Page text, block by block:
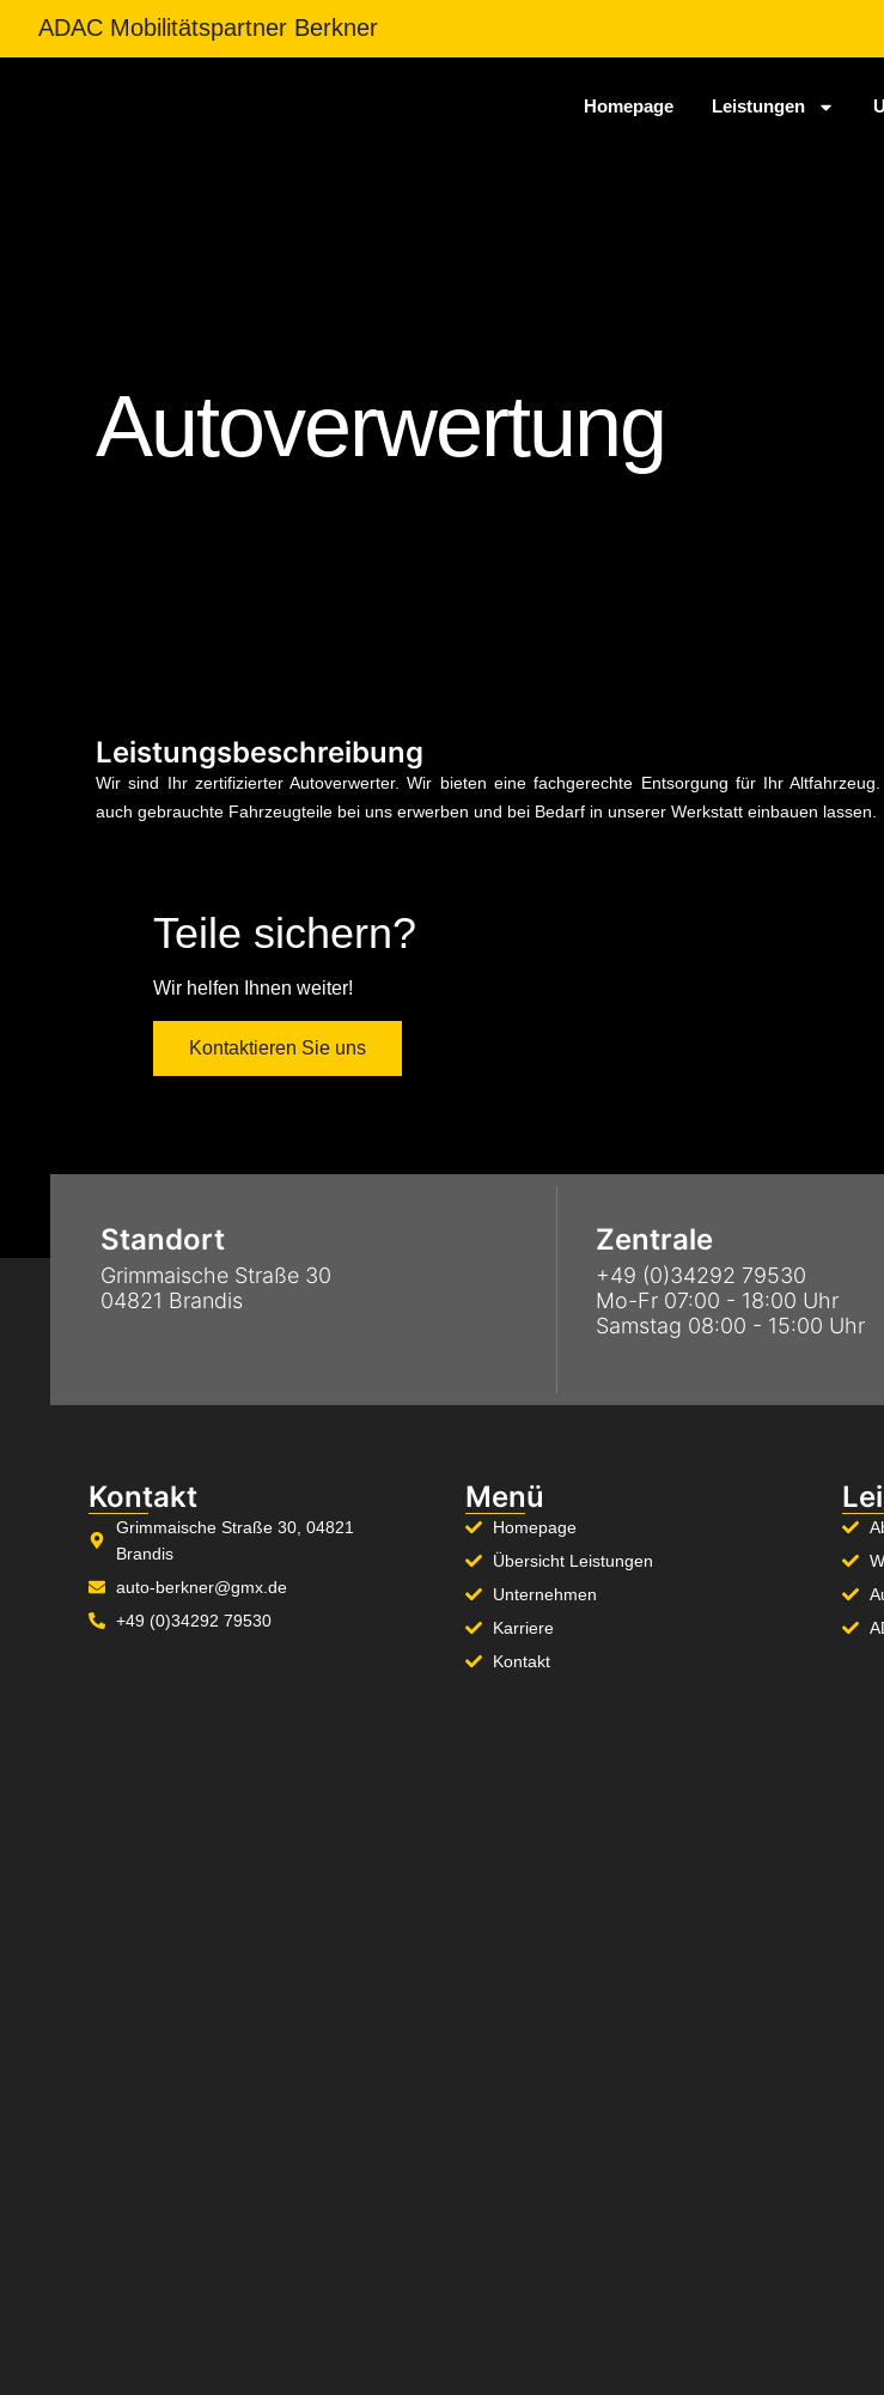
ADAC Mobilitätspartner Berkner
Homepage Leistungen
Autoverwertung
Leistungsbeschreibung
Wir sind Ihr zertifizierter Autoverwerter. Wir bieten eine fachgerechte Entsorgung für Ihr
auch gebrauchte Fahrzeugteile bei uns erwerben und bei Bedarf in unserer Werkstatt einbauen lassen.
Teile sichern?
Wir helfen Ihnen weiter!
Kontaktieren Sie uns
Standort
Grimmaische Straße 30
04821 Brandis
Zentrale
+49 (0)34292 79530
Mo-Fr 07:00 - 18:00 Uhr
Samstag 08:00 - 15:00 Uhr
Kontakt
Grimmaische Straße 30, 04821
Brandis
auto-berkner@gmx.de
+49 (0)34292 79530
Menü
Homepage
Übersicht Leistungen
Unternehmen
Karriere
Kontakt